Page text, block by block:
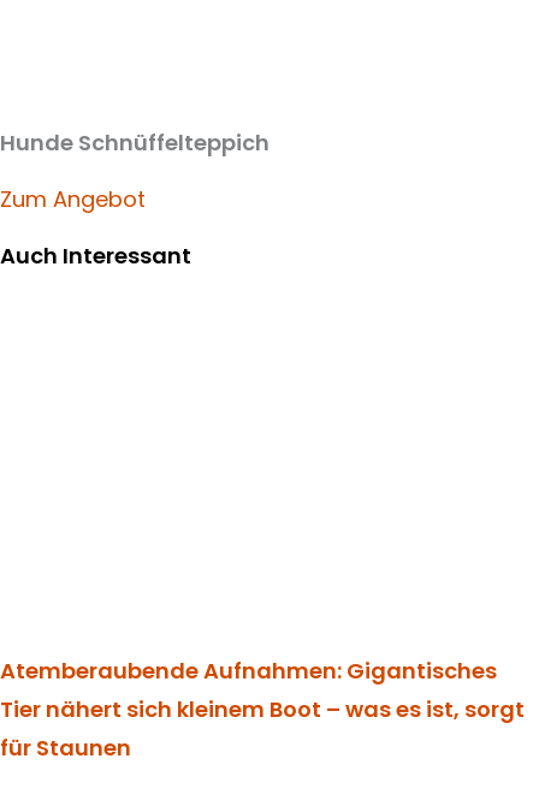
Hunde Schnüffelteppich
Zum Angebot
Auch Interessant
Atemberaubende Aufnahmen: Gigantisches
Tier nähert sich kleinem Boot – was es ist, sorgt
für Staunen